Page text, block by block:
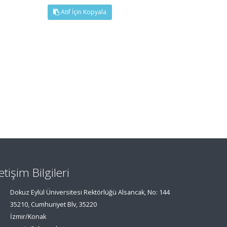
Atıf İçin Kopyala
Bilgileri
Dokuz Eylül Üniversitesi Rektörlüğü Alsancak, No: 144
35210, Cumhuriyet Blv, 35220
İzmir/Konak